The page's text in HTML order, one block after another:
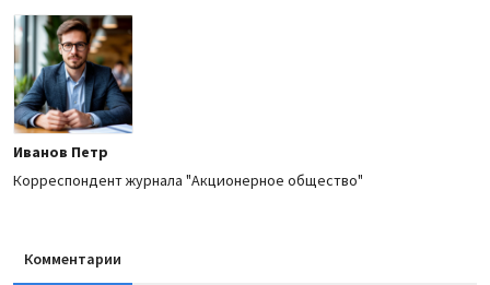
Иванов Петр
Корреспондент журнала "Акционерное общество"
Комментарии